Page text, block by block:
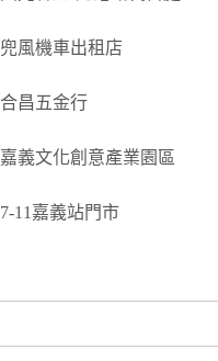
兜風機車出租店
合昌五金行
嘉義文化創意產業園區
7-11嘉義站門市